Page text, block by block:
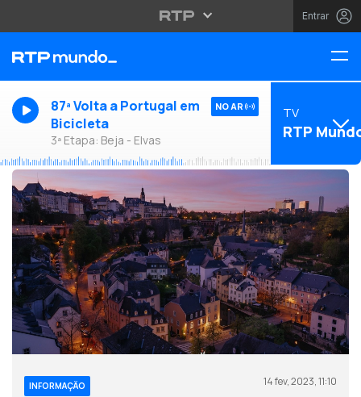
Entrar
87ª Volta a Portugal em
Bicicleta
3ª Etapa: Beja - Elvas
NO AR TV
RTP
INFORMAÇÃO 14 fev, 2023, 11:10